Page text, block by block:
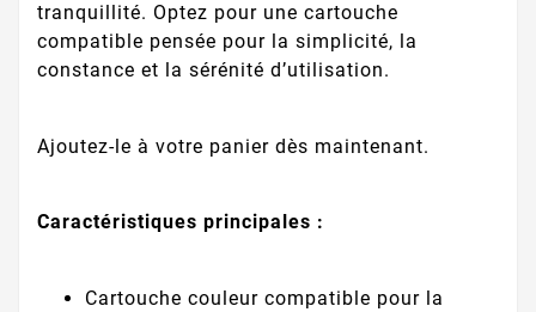
tranquillité. Optez pour une cartouche
compatible pensée pour la simplicité, la
constance et la sérénité d’utilisation.
Ajoutez-le à votre panier dès maintenant.
Caractéristiques principales :
Cartouche couleur compatible pour la